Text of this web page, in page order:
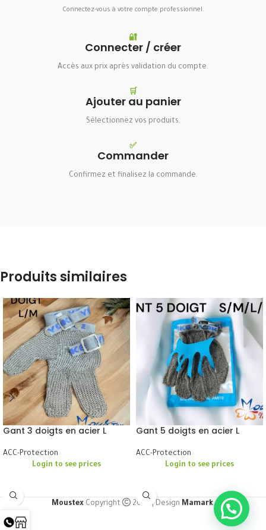
Connectez-vous à votre compte professionnel.
🔐
Connecter / créer
Accès aux prix après validation du compte.
🛒
Ajouter au panier
Sélectionnez vos produits.
✅
Commander
Confirmez et finalisez la commande.
Produits similaires
Gant 3 doigts en acier L
ACC-Protection
Login to see prices
Gant 5 doigts en acier L
ACC-Protection
Login to see prices
MoustexCopyright 2024 | Design Mamark.